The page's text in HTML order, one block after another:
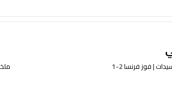
| فوز فرنسا 2-1